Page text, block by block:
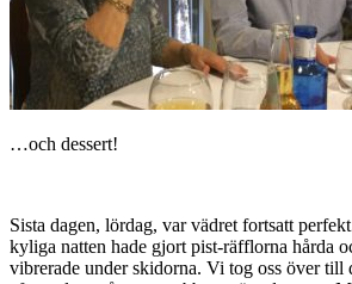
…och dessert!
Sista dagen, lördag, var vädret fortsatt
kyliga natten hade gjort pist-räfflorna hårda
vibrerade under skidorna. Vi tog oss över till